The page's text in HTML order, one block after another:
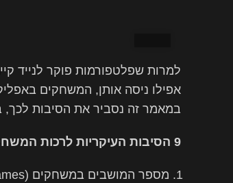
למרות שפלטפורמות פוקר לנייד
אפילו ניסה אותן, המשחקים
במאמר זה נסביר את הסיבות
9 הסיבות העיקריות לרכות המשחקים באפליקציות פוקר
מספר המושבים במשחקים (Ring Games)